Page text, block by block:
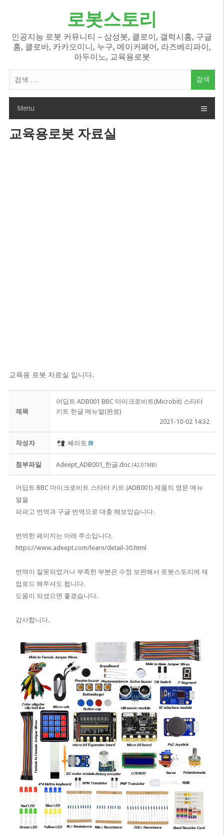
로봇스토리
인공지능 로봇 커뮤니티 – 삼성봇, 클로이, 갤럭시홈, 구글
홈, 클로바, 카카오미니, 누구, 메이커페어, 라즈베리파이,
아두이노, 교육용로봇
색
Menu
교육용로봇 자료실
교육용 로봇 자료실 입니다.
제목
어딥트 ADB001 BBC 마이크로비트(Microbit) 스타터
키트 한글 메뉴얼(완료)
2021-10-02 14:32
작성자 쎄라토
첨부파일 Adeept_ADB001_한글.doc (42.07MB)
어딥트 BBC 마이크로비트 스타터 키트 (ADB001) 제품의 영문 메뉴
얼을
파파고 번역과 구글 번역으로 대충 해보았습니다.
번역한 페이지는 아래 주소입니다.
https://www.adeept.com/learn/detail-30.html
번역이 잘못되었거나 부족한 부분은 수정 보완해서 로봇스토리에 재
업로드 해주셔도 됩니다.
도움이 되셨으면 좋겠습니다.
감사합니다.